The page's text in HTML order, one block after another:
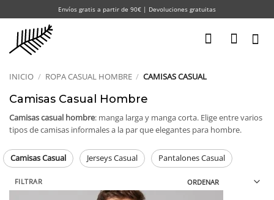
al
contenido
Envíos gratis a partir de 90€ | Devoluciones gratuitas
INICIO / ROPA CASUAL HOMBRE / CAMISAS CASUAL
Camisas Casual Hombre
Camisas casual hombre: manga larga y manga corta. Elige entre varios
tipos de camisas informales a la par que elegantes para hombre.
Camisas Casual Jerseys Casual Pantalones Casual
FILTRAR